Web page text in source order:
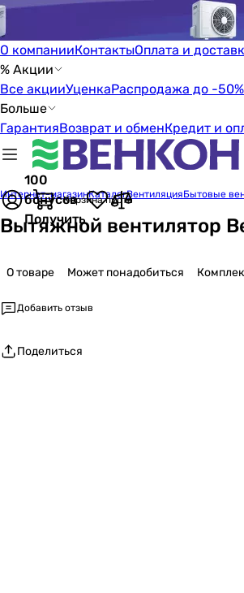
О компанииКонтактыОплата и
% Акции
Все акцииУценкаРаспродажа до -50%
Больше
ГарантияВозврат и обменКредит и
100
бонусов
Получить
Корзина пуста
Интернет-магазинКаталогВентиляцияБытовые
Вытяжной вентилятор
О товаре Может понадобиться
Добавить отзыв
Поделиться